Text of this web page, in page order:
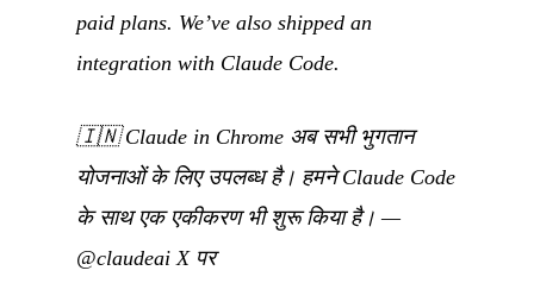
paid plans. We’ve also shipped an
integration with Claude Code.
🇮🇳Claude in Chrome अब सभी भुगतान
योजनाओं के लिए उपलब्ध है। हमने Claude Code
के साथ एक एकीकरण भी शुरू किया है। —
@claudeai X पर